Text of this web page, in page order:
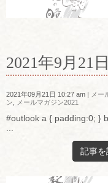
2021年9月21
2021年09月21日 10:27 am | メー
ン
メールマガジン2021
#outlook a { padding:0; }
記事を